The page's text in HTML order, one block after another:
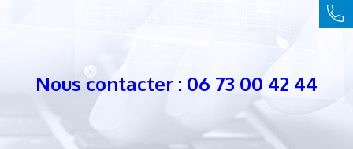
Nous contacter : 06 73 00 42 44